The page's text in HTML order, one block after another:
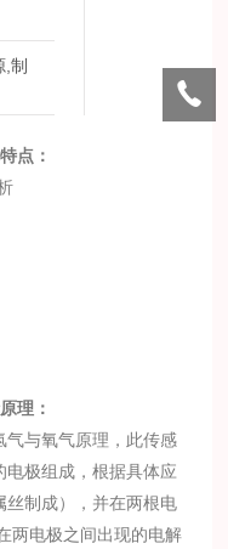
制
点：
理：
气与氧气原理，此传感
极组成，根据具体应
丝制成），并在两根电
两电极之间出现的电解